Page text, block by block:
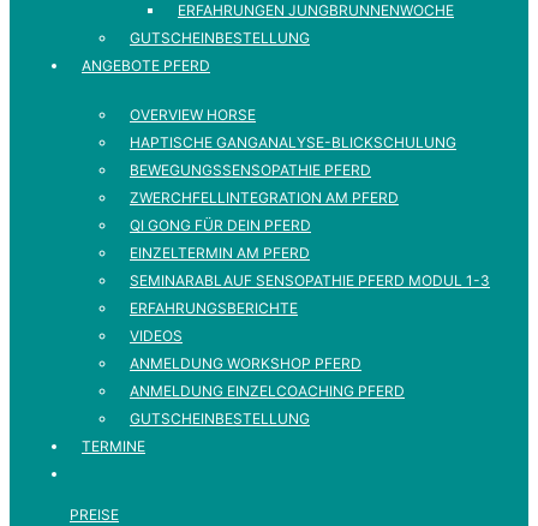
ERFAHRUNGEN JUNGBRUNNENWOCHE
GUTSCHEINBESTELLUNG
ANGEBOTE PFERD
OVERVIEW HORSE
HAPTISCHE GANGANALYSE-BLICKSCHULUNG
BEWEGUNGSSENSOPATHIE PFERD
ZWERCHFELLINTEGRATION AM PFERD
QI GONG FÜR DEIN PFERD
EINZELTERMIN AM PFERD
SEMINARABLAUF SENSOPATHIE PFERD MODUL 1-3
ERFAHRUNGSBERICHTE
VIDEOS
ANMELDUNG WORKSHOP PFERD
ANMELDUNG EINZELCOACHING PFERD
GUTSCHEINBESTELLUNG
TERMINE
PREISE